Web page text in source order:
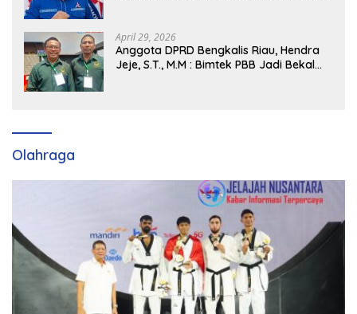
April 29, 2026
Anggota DPRD Bengkalis Riau, Hendra
Jeje, S.T., M.M : Bimtek PBB Jadi Bekal
Olahraga